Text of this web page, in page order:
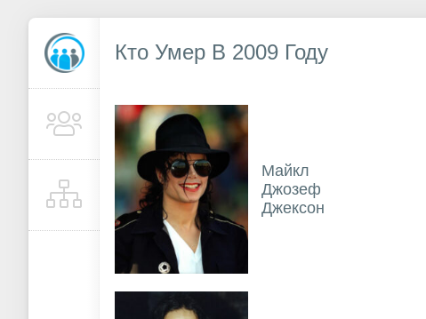
Кто Умер В 2009 Году
Майкл
Джозеф
Джексон